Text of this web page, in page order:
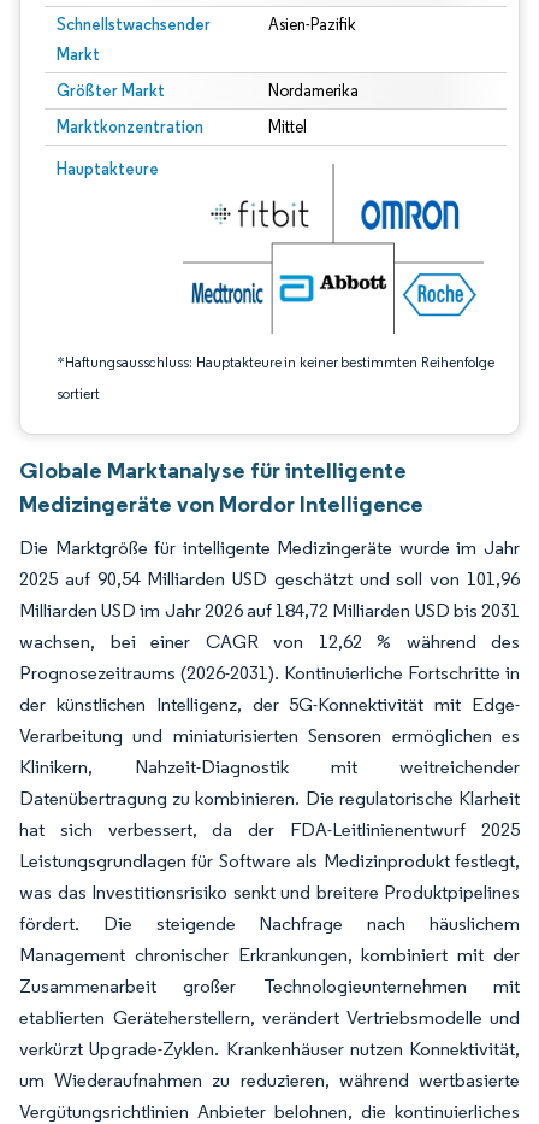
Schnellstwachsender
Markt
Asien-Pazifik
Größter Markt Nordamerika
Marktkonzentration Mittel
Hauptakteure
*Haftungsausschluss: Hauptakteure in keiner bestimmten Reihenfolge
sortiert
Bild © Mordor Intelligence. Wiederverwendung erfordert Namensnennung
Globale Marktanalyse für intelligente
Medizingeräte von Mordor Intelligence
Die Marktgröße für intelligente Medizingeräte wurde im Jahr
2025 auf 90,54 Milliarden USD geschätzt und soll von 101,96
Milliarden USD im Jahr 2026 auf 184,72 Milliarden USD bis 2031
wachsen, bei einer CAGR von 12,62 % während des
Prognosezeitraums (2026-2031). Kontinuierliche Fortschritte in
der künstlichen Intelligenz, der 5G-Konnektivität mit Edge-
Verarbeitung und miniaturisierten Sensoren ermöglichen es
Klinikern, Nahzeit-Diagnostik mit weitreichender
Datenübertragung zu kombinieren. Die regulatorische Klarheit
hat sich verbessert, da der FDA-Leitlinienentwurf 2025
Leistungsgrundlagen für Software als Medizinprodukt festlegt,
was das Investitionsrisiko senkt und breitere Produktpipelines
fördert. Die steigende Nachfrage nach häuslichem
Management chronischer Erkrankungen, kombiniert mit der
Zusammenarbeit großer Technologieunternehmen mit
etablierten Geräteherstellern, verändert Vertriebsmodelle und
verkürzt Upgrade-Zyklen. Krankenhäuser nutzen Konnektivität,
um Wiederaufnahmen zu reduzieren, während wertbasierte
Vergütungsrichtlinien Anbieter belohnen, die kontinuierliches